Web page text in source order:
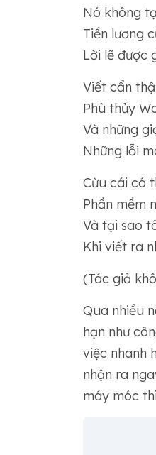
Nó không
Tiền lương
Lời lẽ được
Viết cẩn
Phù thủy
Và những
Những lỗi
Cừu cái có
Phần mềm
Và tại sao
Khi viết ra
(Tác giả
Qua nhiều
hạn như
việc nhanh
nhận ra
máy móc